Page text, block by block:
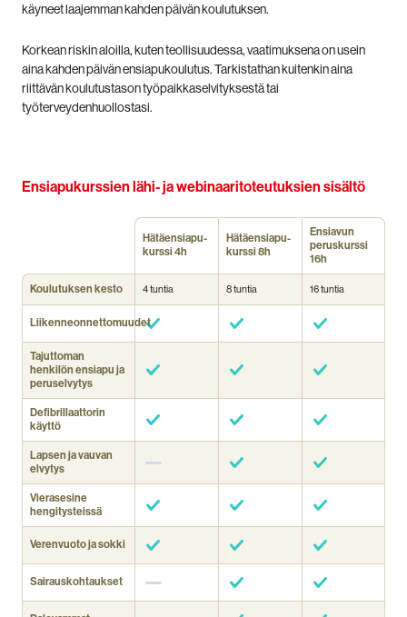
käyneet laajemman kahden päivän koulutuksen.
Korkean riskin aloilla, kuten teollisuudessa, vaatimuksena on usein
aina kahden päivän ensiapukoulutus. Tarkistathan kuitenkin aina
riittävän koulutustason työpaikkaselvityksestä tai
työterveydenhuollostasi.
Ensiapukurssien lähi- ja webinaaritoteutuksien sisältö
Hätäensiapu­
kurssi 4h
Hätäensiapu­
kurssi 8h
Ensiavun
perus­kurssi
16h
Koulutuksen kesto 4 tuntia 8 tuntia 16 tuntia
Liikenneonnettomuudet
Tajuttoman
henkilön ensiapu ja
peruselvytys
Defibrillaattorin
käyttö
Lapsen ja vauvan
elvytys
Vierasesine
hengitysteissä
Verenvuoto ja sokki
Sairauskohtaukset